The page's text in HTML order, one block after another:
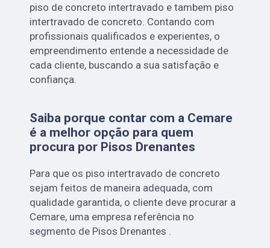
piso de concreto intertravado e tambem piso
intertravado de concreto. Contando com
profissionais qualificados e experientes, o
empreendimento entende a necessidade de
cada cliente, buscando a sua satisfação e
confiança.
Saiba porque contar com a Cemare
é a melhor opção para quem
procura por Pisos Drenantes
Para que os piso intertravado de concreto
sejam feitos de maneira adequada, com
qualidade garantida, o cliente deve procurar a
Cemare, uma empresa referência no
segmento de Pisos Drenantes .